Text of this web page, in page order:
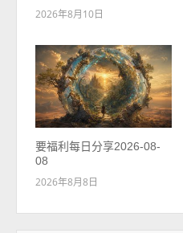
2026年8月10日
要福利每日分享2026-08-
08
2026年8月8日